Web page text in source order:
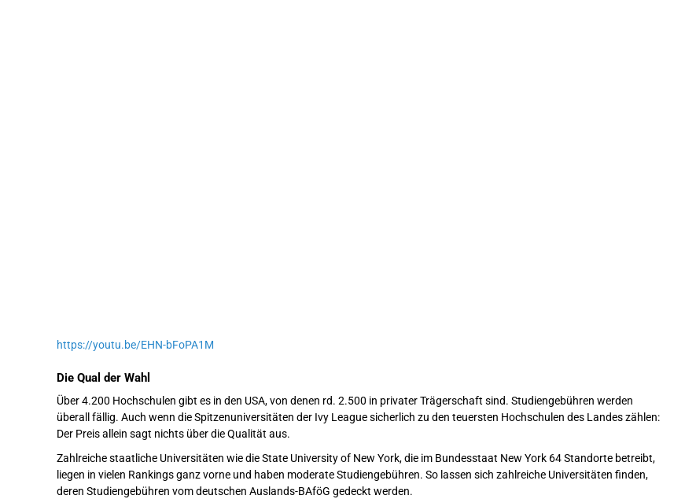
https://youtu.be/EHN-bFoPA1M
Die Qual der Wahl
Über 4.200 Hochschulen gibt es in den USA, von denen rd. 2.500 in privater Trägerschaft sind. Studiengebühren werden
überall fällig. Auch wenn die Spitzenuniversitäten der Ivy League sicherlich zu den teuersten Hochschulen des Landes zählen:
Der Preis allein sagt nichts über die Qualität aus.
Zahlreiche staatliche Universitäten wie die State University of New York, die im Bundesstaat New York 64 Standorte betreibt,
liegen in vielen Rankings ganz vorne und haben moderate Studiengebühren. So lassen sich zahlreiche Universitäten finden,
deren Studiengebühren vom deutschen Auslands-BAföG gedeckt werden.